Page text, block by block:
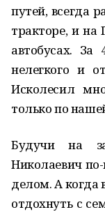
путей, всегда
тракторе, и на
автобусах.
нелегкого и
Исколесил
только по
Будучи на
Николаевич
делом. А когда
отдохнуть с